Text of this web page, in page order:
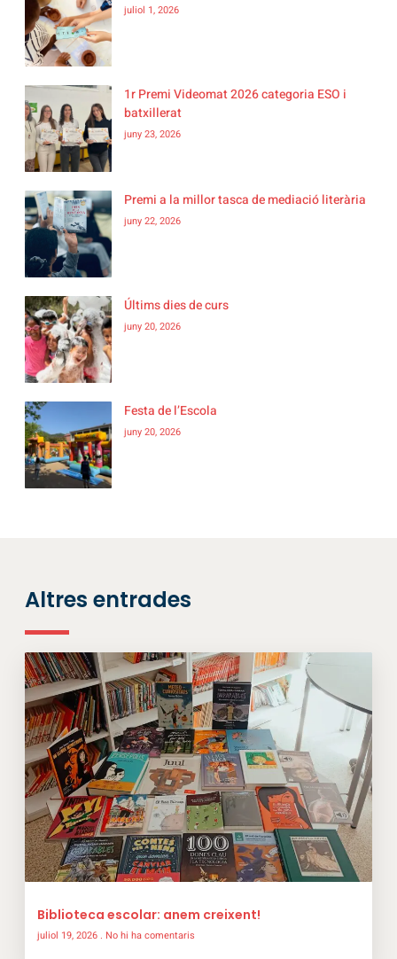
juliol 1, 2026
1r Premi Videomat 2026 categoria ESO i
batxillerat
juny 23, 2026
Premi a la millor tasca de mediació literària
juny 22, 2026
Últims dies de curs
juny 20, 2026
Festa de l’Escola
juny 20, 2026
Altres entrades
Biblioteca escolar: anem creixent!
juliol 19, 2026 No hi ha comentaris